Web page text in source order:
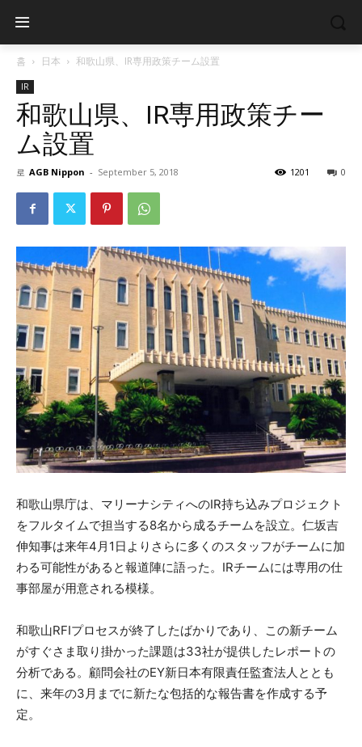
홈 日本 和歌山県、IR専用政策チーム設置
IR
和歌山県、IR専用政策チー
ム設置
로 AGB Nippon - September 5, 2018 0
1201
和歌山県庁は、マリーナシティへのIR持ち込みプロジェクト
をフルタイムで担当する8名から成るチームを設立。仁坂吉
伸知事は来年4月1日よりさらに多くのスタッフがチームに加
わる可能性があると報道陣に語った。IRチームには専用の仕
事部屋が用意される模様。
和歌山RFIプロセスが終了したばかりであり、この新チーム
がすぐさま取り掛かった課題は33社が提供したレポートの
分析である。顧問会社のEY新日本有限責任監査法人ととも
に、来年の3月までに新たな包括的な報告書を作成する予
定。